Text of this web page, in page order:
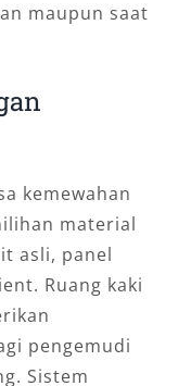
maupun saat
kemewahan
material
asli, panel
Ruang kaki
pengemudi
Sistem